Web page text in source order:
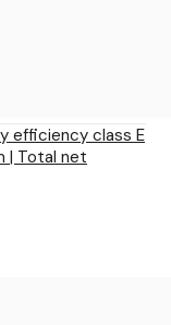
efficiency class E
| Total net